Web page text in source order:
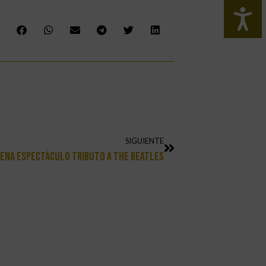
SIGUIENTE
Espectáculo Tributo A The Beatles